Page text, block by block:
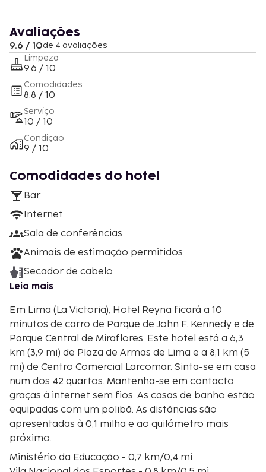
Avaliações
9.6 / 10de 4 avaliações
Limpeza
9.6 / 10
Comodidades
8.8 / 10
Serviço
10 / 10
Condição
9 / 10
Comodidades do hotel
Bar
Internet
Sala de conferências
Animais de estimação permitidos
Secador de cabelo
Leia mais
Em Lima (La Victoria), Hotel Reyna ficará a 10
minutos de carro de Parque de John F. Kennedy e de
Parque Central de Miraflores. Este hotel está a 6,3
km (3,9 mi) de Plaza de Armas de Lima e a 8,1 km (5
mi) de Centro Comercial Larcomar. Sinta-se em casa
num dos 42 quartos. Mantenha-se em contacto
graças à internet sem fios. As casas de banho estão
equipadas com um polibã. As distâncias são
apresentadas à 0,1 milha e ao quilómetro mais
próximo.
Ministério da Educação - 0,7 km/0,4 mi